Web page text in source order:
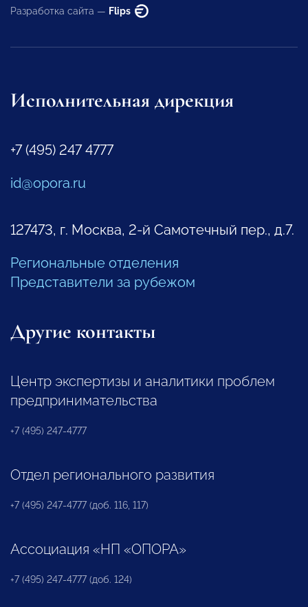
Разработка сайта — Flips
Исполнительная дирекция
+7 (495) 247 4777
id@opora.ru
127473, г. Москва, 2-й Самотечный пер., д.7.
Региональные отделения
Представители за рубежом
Другие контакты
Центр экспертизы и аналитики проблем
предпринимательства
+7 (495) 247-4777
Отдел регионального развития
+7 (495) 247-4777 (доб. 116, 117)
Ассоциация «НП «ОПОРА»
+7 (495) 247-4777 (доб. 124)